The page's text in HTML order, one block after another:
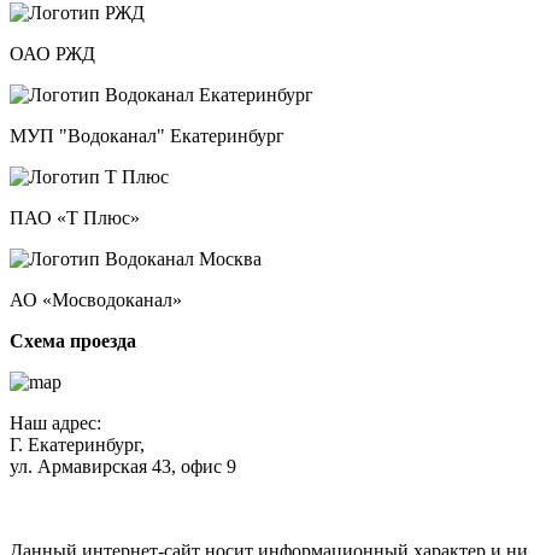
ОАО РЖД
МУП "Водоканал" Екатеринбург
ПАО «Т Плюс»
АО «Мосводоканал»
Схема проезда
Наш адрес:
Г. Екатеринбург,
ул. Армавирская 43, офис 9
Данный интернет-сайт носит информационный характер и ни